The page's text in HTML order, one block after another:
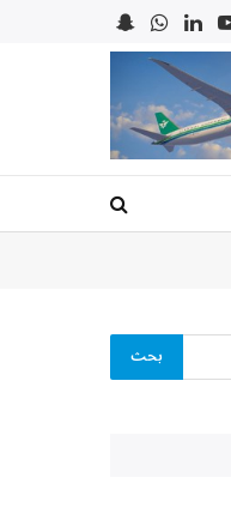
يوتيوبلينكدإنواتسابSnapchat